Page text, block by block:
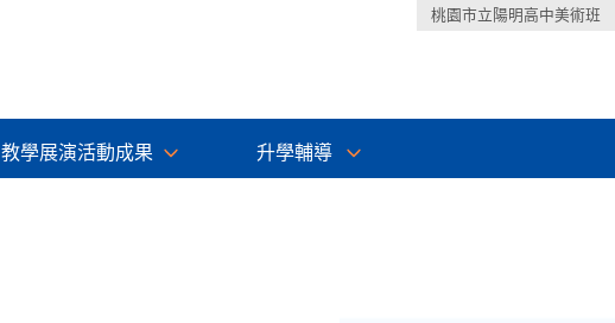
桃園市立陽明高中美術班
教學展演活動成果 升學輔導